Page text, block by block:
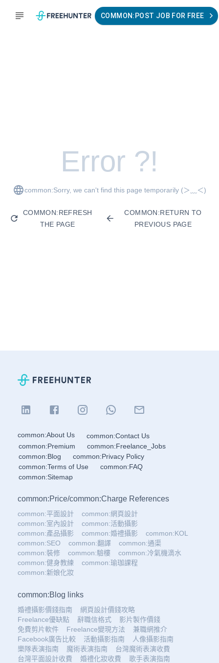
COMMON:POST JOB FOR FREE
Error ?!
common:Sorry, we can't find this page temporarily (＞﹏＜)
COMMON:REFRESH
THE PAGE
COMMON:RETURN TO
PREVIOUS PAGE
common:About Us
common:Contact Us
common:Premium
common:Freelance_Jobs
common:Blog
common:Privacy Policy
common:Terms of Use
common:FAQ
common:Sitemap
common:Price/common:Charge References
common:平面設計
common:網頁設計
common:室內設計
common:活動攝影
common:產品攝影
common:婚禮攝影
common:KOL
common:SEO
common:翻譯
common:通渠
common:裝修
common:驗樓
common:冷氣機滴水
common:健身教練
common:瑜珈課程
common:新娘化妝
common:Blog links
婚禮攝影價錢指南
網頁設計價錢攻略
Freelance優缺點
辭職信格式
影片製作價錢
免費剪片軟件
Freelance變現方法
兼職網推介
Facebook廣告比較
活動攝影指南
人像攝影指南
樂隊表演指南
魔術表演指南
台灣魔術表演收費
台灣平面設計收費
婚禮化妝收費
歌手表演指南